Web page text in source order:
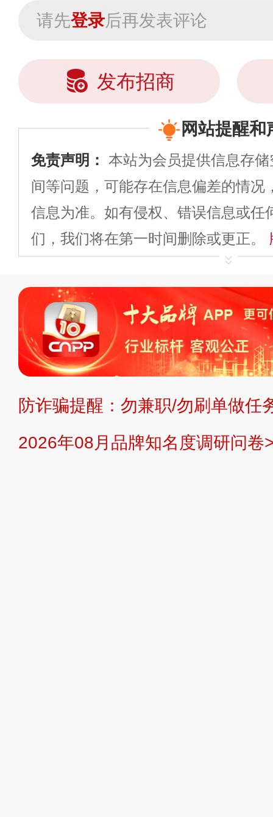
请先登录后再发表评论
发布招商
网站提醒和
免责声明： 本站为会员提供信息存
间等问题，可能存在信息偏差的情况
信息为准。如有侵权、错误信息或任
们，我们将在第一时间删除或更正。
平台自有内容（文字
标、LOGO 等）知识产权归本站所
复制、转载、商用。本站不生产产
不代理、不招商、不提供中介服务。
持投资购买的观点或意见，页面信息
提交说明： 快速提交发布>> 提交品
防诈骗提醒：勿兼职/勿刷单做任
2026年08月品牌知名度调研问卷